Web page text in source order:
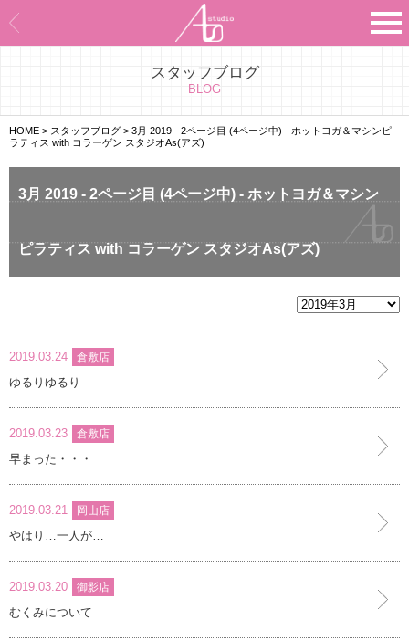
スタッフブログ
BLOG
HOME > スタッフブログ > 3月 2019 - 2ページ目 (4ページ中) - ホットヨガ＆マシンピ
ラティス with コラーゲン スタジオAs(アズ)
3月 2019 - 2ページ目 (4ページ中) - ホットヨガ＆マシン
ピラティス with コラーゲン スタジオAs(アズ)
2019.03.24 倉敷店
ゆるりゆるり
2019.03.23 倉敷店
早まった・・・
2019.03.21 岡山店
やはり…一人が…
2019.03.20 御影店
むくみについて
Asのコンセプト
Asのナビゲーションシステム
施設紹介
スタジオ一覧
セミナー開催